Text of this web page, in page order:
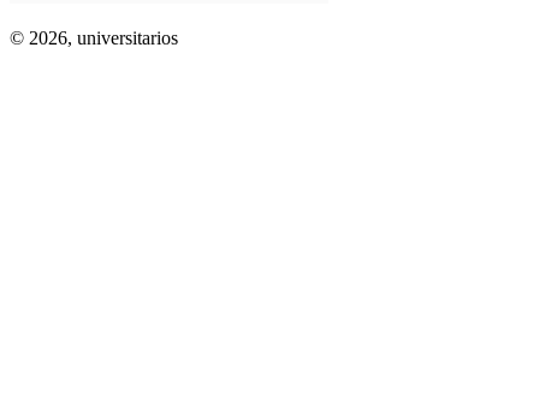
© 2026, universitarios